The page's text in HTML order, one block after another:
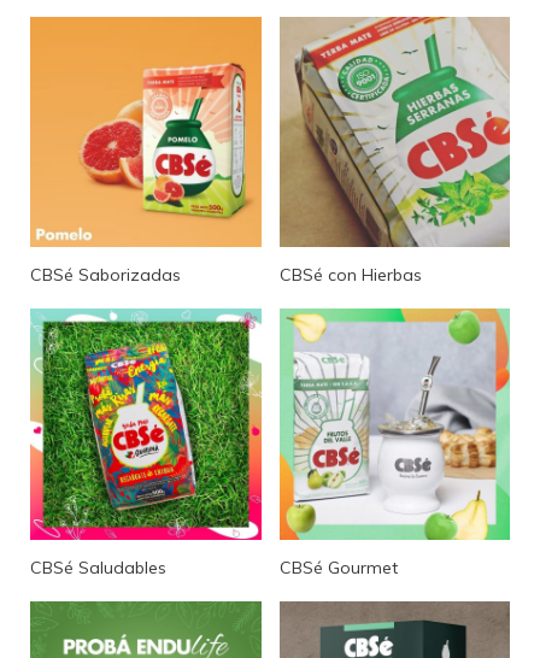
CBSé Saborizadas CBSé con Hierbas
CBSé Saludables CBSé Gourmet